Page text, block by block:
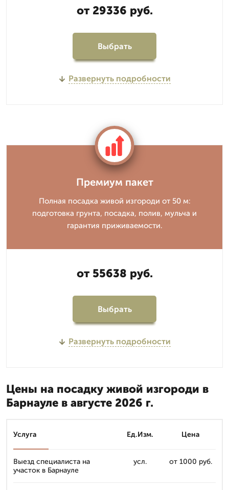
от 29336 руб.
Выбрать
Развернуть подробности
Премиум пакет
Полная посадка живой изгороди от 50 м:
подготовка грунта, посадка, полив, мульча и
гарантия приживаемости.
от 55638 руб.
Выбрать
Развернуть подробности
Цены на посадку живой изгороди в
Барнауле в августе 2026 г.
Услуга Ед.Изм. Цена
Выезд специалиста на
участок в Барнауле
усл. от 1000 руб.